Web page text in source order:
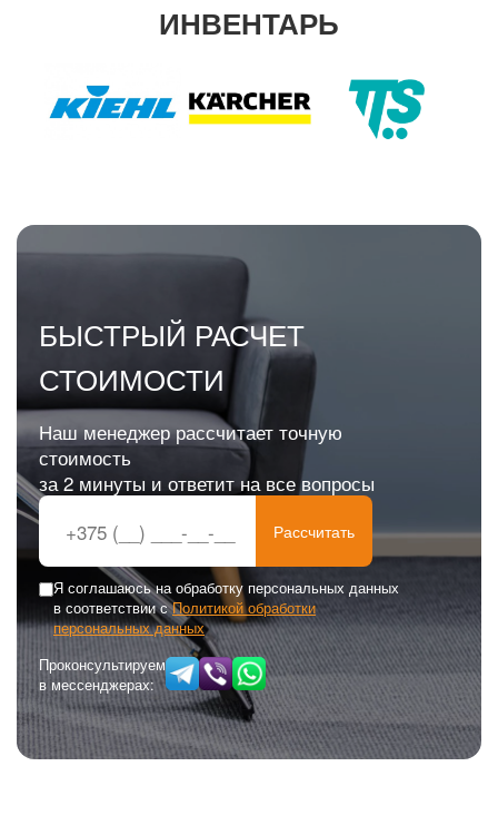
ИНВЕНТАРЬ
БЫСТРЫЙ РАСЧЕТ
СТОИМОСТИ
Наш менеджер рассчитает точную
стоимость
за 2 минуты и ответит на все вопросы
Рассчитать
Я соглашаюсь на обработку персональных данных
в соответствии сПолитикой обработки
персональных данных
Проконсультируем
в мессенджерах: